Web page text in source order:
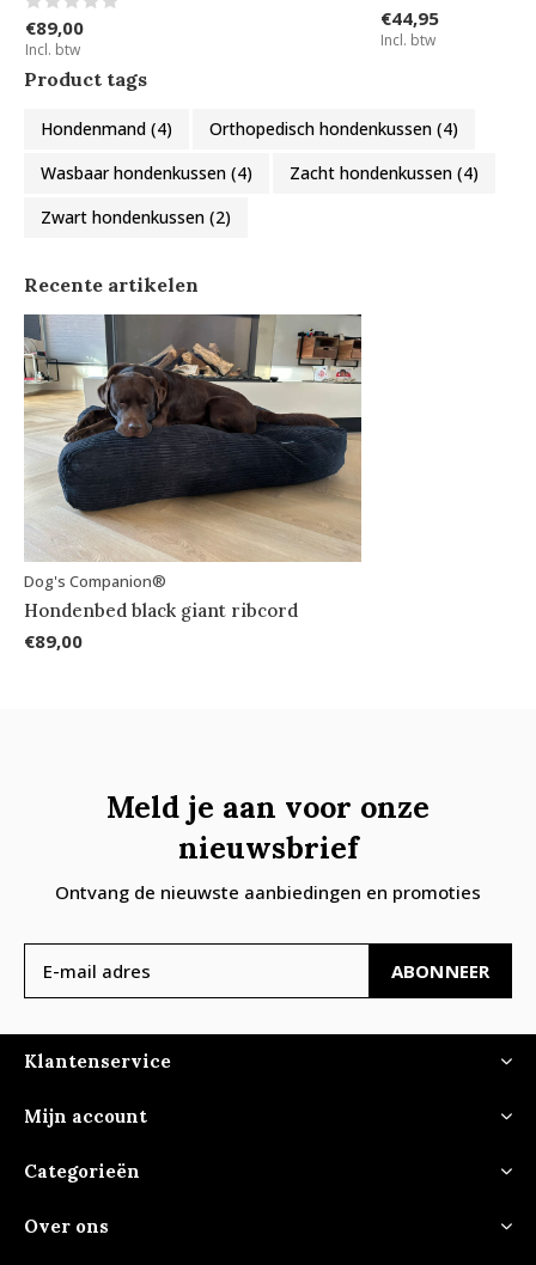
€89,00
Incl. btw
€44,95
Incl. btw
Product tags
Hondenmand (4) Orthopedisch hondenkussen (4)
Wasbaar hondenkussen (4) Zacht hondenkussen (4)
Zwart hondenkussen (2)
Recente artikelen
Dog's Companion®
Hondenbed black giant ribcord
€89,00
Meld je aan voor onze
nieuwsbrief
Ontvang de nieuwste aanbiedingen en promoties
ABONNEER
Klantenservice
Mijn account
Categorieën
Over ons